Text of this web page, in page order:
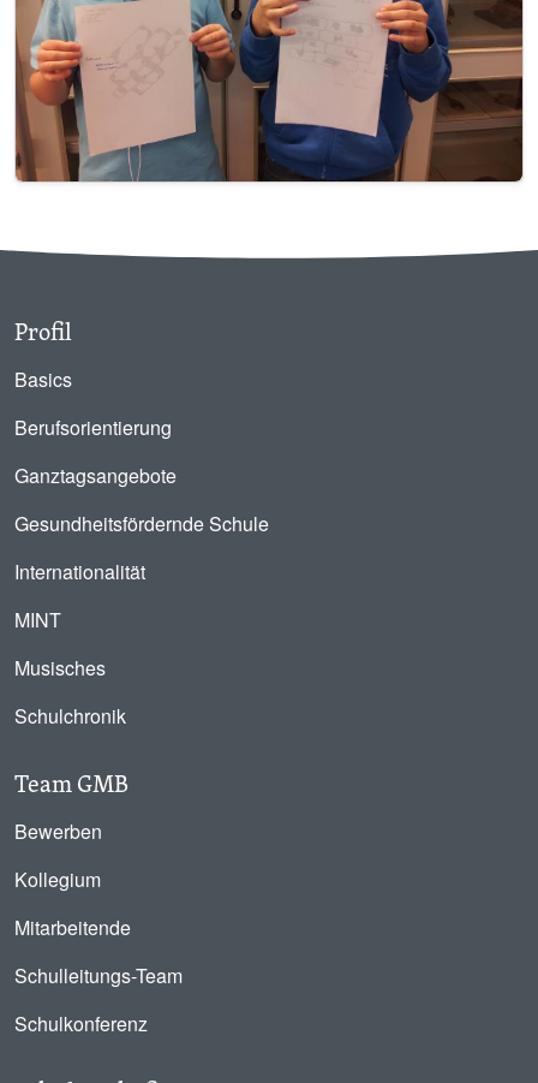
Profil
Basics
Berufsorientierung
Ganztagsangebote
Gesundheitsfördernde Schule
Internationalität
MINT
Musisches
Schulchronik
Team GMB
Bewerben
Kollegium
Mitarbeitende
Schulleitungs-Team
Schulkonferenz